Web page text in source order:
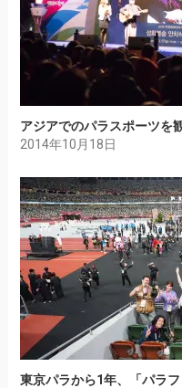
アジアでのパラスポーツを
2014年10月18日
東京パラから1年、「パラ